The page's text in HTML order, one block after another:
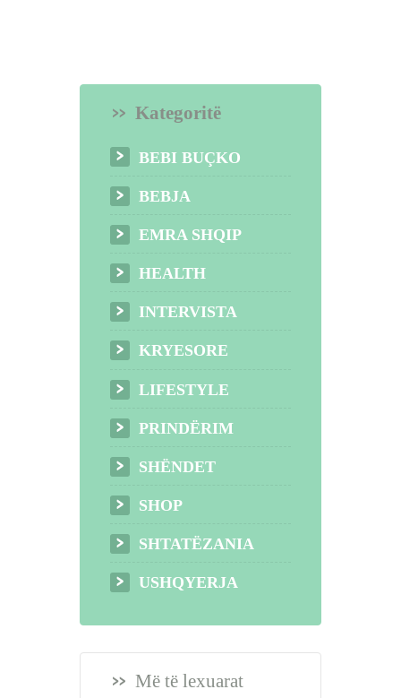
Kategoritë
BEBI BUÇKO
BEBJA
EMRA SHQIP
HEALTH
INTERVISTA
KRYESORE
LIFESTYLE
PRINDËRIM
SHËNDET
SHOP
SHTATËZANIA
USHQYERJA
Më të lexuarat